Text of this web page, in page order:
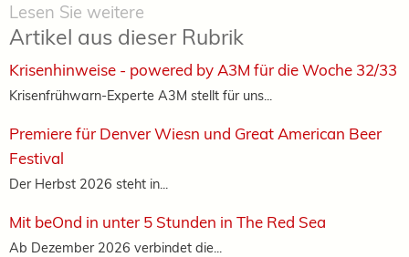
Lesen Sie weitere
Artikel aus dieser Rubrik
Krisenhinweise - powered by A3M für die Woche 32/33
Krisenfrühwarn-Experte A3M stellt für uns...
Premiere für Denver Wiesn und Great American Beer
Festival
Der Herbst 2026 steht in...
Mit beOnd in unter 5 Stunden in The Red Sea
Ab Dezember 2026 verbindet die...